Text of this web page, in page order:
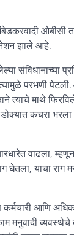
झाले आहे.
संविधानाच्या
त्यामुळे परभणी
त्याचे माथे
डोक्यात कचरा
वाढला,
घेतला, याचा
आणि
व्यवस्थेचे